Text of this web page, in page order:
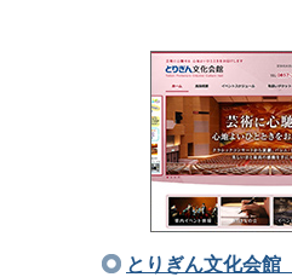
とりぎん文化会館